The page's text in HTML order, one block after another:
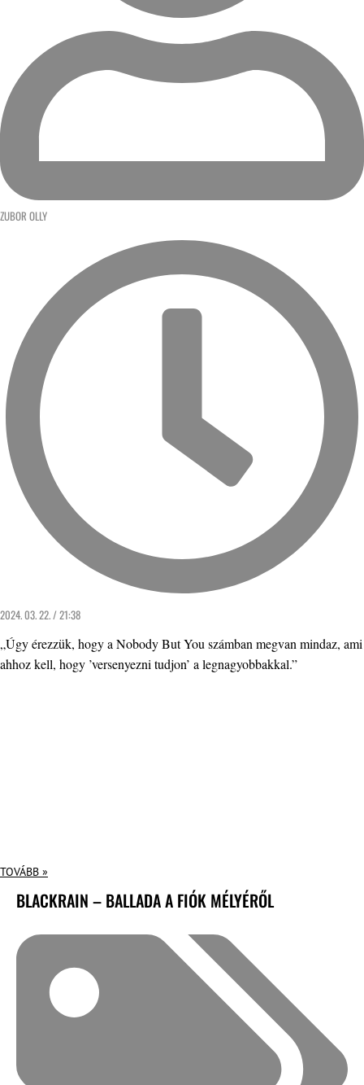
ZUBOR OLLY
2024. 03. 22. / 21:38
„Úgy érezzük, hogy a Nobody But You számban megvan mindaz, ami
ahhoz kell, hogy ’versenyezni tudjon’ a legnagyobbakkal.”
TOVÁBB »
BLACKRAIN – BALLADA A FIÓK MÉLYÉRŐL